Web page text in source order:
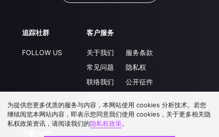
追踪社群
FOLLOW US
客户服务
关于我们
常见问题
联络我们
服务条款
隐私权
公开征件
为提供您更多优质的服务与内容，本网站使用 cookies 分析技术。若您
继续阅览本网站内容，即表示您同意我们使用 cookies，关于更多相关隐
私权政策资讯，请阅读我们的隐私权政策。